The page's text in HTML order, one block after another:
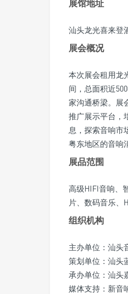
展馆地址
汕头龙光喜来登
展会概况
本次展会租用龙
间，总面积近
家沟通桥梁。展
推广展示平台，
息，探索音响市
粤东地区的音响
展品范围
高级HIFI音响、
片、数码音乐、
组织机构
主办单位：汕头
策划单位：汕头
承办单位：汕头
媒体支持：新音